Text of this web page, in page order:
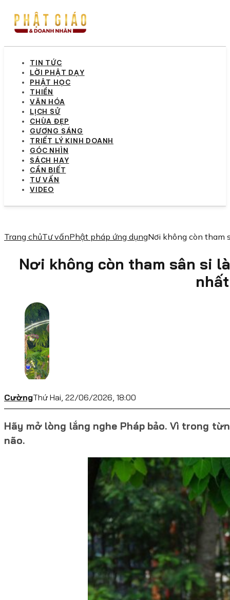
TIN TỨC
LỜI PHẬT DẠY
PHẬT HỌC
THIỀN
VĂN HÓA
LỊCH SỬ
CHÙA ĐẸP
GƯƠNG SÁNG
TRIẾT LÝ KINH DOANH
GÓC NHÌN
SÁCH HAY
CẦN BIẾT
TƯ VẤN
VIDEO
Trang chủTư vấnPhật pháp ứng dụngNơi không còn tham
Nơi không còn tham sân si
nhất
CườngThứ Hai, 22/06/2026, 18:00
Hãy mở lòng lắng nghe Pháp bảo. Vì trong
não.